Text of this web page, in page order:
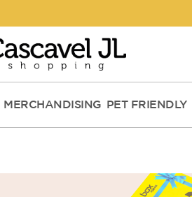
MERCHANDISING PET FRIENDLY